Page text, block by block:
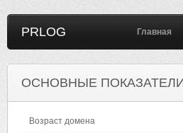
PRLOG Главная
ОСНОВНЫЕ
Возраст домена